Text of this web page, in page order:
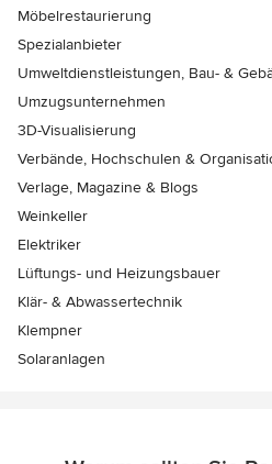
Möbelrestaurierung
Spezialanbieter
Umweltdienstleistungen, Bau- &
Umzugsunternehmen
3D-Visualisierung
Verbände, Hochschulen &
Verlage, Magazine & Blogs
Weinkeller
Elektriker
Lüftungs- und Heizungsbauer
Klär- & Abwassertechnik
Klempner
Solaranlagen